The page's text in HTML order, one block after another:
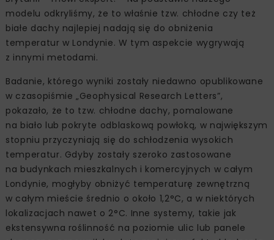
modelu odkryliśmy, że to właśnie tzw. chłodne czy też
białe dachy najlepiej nadają się do obniżenia
temperatur w Londynie. W tym aspekcie wygrywają
z innymi metodami.
Badanie, którego wyniki zostały niedawno opublikowane
w czasopiśmie „Geophysical Research Letters”,
pokazało, że to tzw. chłodne dachy, pomalowane
na biało lub pokryte odblaskową powłoką, w największym
stopniu przyczyniają się do schłodzenia wysokich
temperatur. Gdyby zostały szeroko zastosowane
na budynkach mieszkalnych i komercyjnych w całym
Londynie, mogłyby obniżyć temperaturę zewnętrzną
w całym mieście średnio o około 1,2°C, a w niektórych
lokalizacjach nawet o 2°C. Inne systemy, takie jak
ekstensywna roślinność na poziomie ulic lub panele